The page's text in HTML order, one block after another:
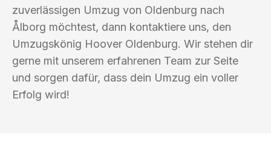
zuverlässigen Umzug von Oldenburg nach
Ålborg möchtest, dann kontaktiere uns, den
Umzugskönig Hoover Oldenburg. Wir stehen dir
gerne mit unserem erfahrenen Team zur Seite
und sorgen dafür, dass dein Umzug ein voller
Erfolg wird!